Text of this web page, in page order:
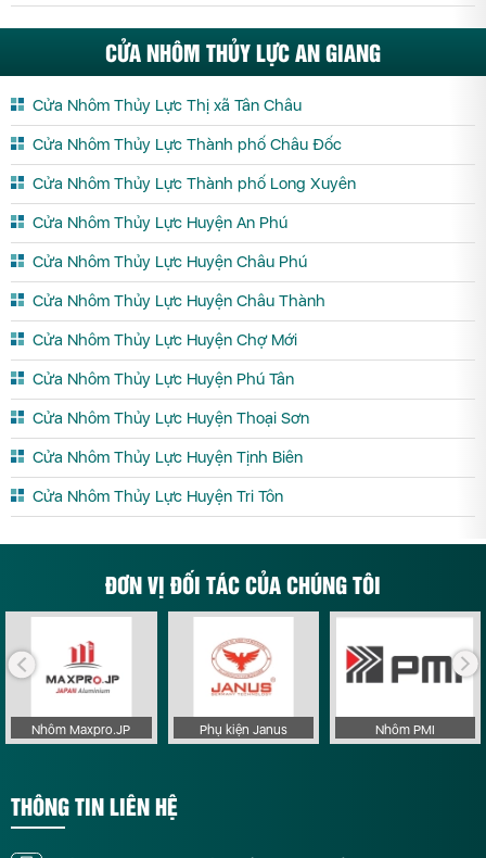
CỬA NHÔM THỦY LỰC AN GIANG
Cửa Nhôm Thủy Lực Thị xã Tân Châu
Cửa Nhôm Thủy Lực Thành phố Châu Đốc
Cửa Nhôm Thủy Lực Thành phố Long Xuyên
Cửa Nhôm Thủy Lực Huyện An Phú
Cửa Nhôm Thủy Lực Huyện Châu Phú
Cửa Nhôm Thủy Lực Huyện Châu Thành
Cửa Nhôm Thủy Lực Huyện Chợ Mới
Cửa Nhôm Thủy Lực Huyện Phú Tân
Cửa Nhôm Thủy Lực Huyện Thoại Sơn
Cửa Nhôm Thủy Lực Huyện Tịnh Biên
Cửa Nhôm Thủy Lực Huyện Tri Tôn
ĐƠN VỊ ĐỐI TÁC CỦA CHÚNG TÔI
Nhôm Maxpro.JP Phụ kiện Janus Nhôm PMI
THÔNG TIN LIÊN HỆ